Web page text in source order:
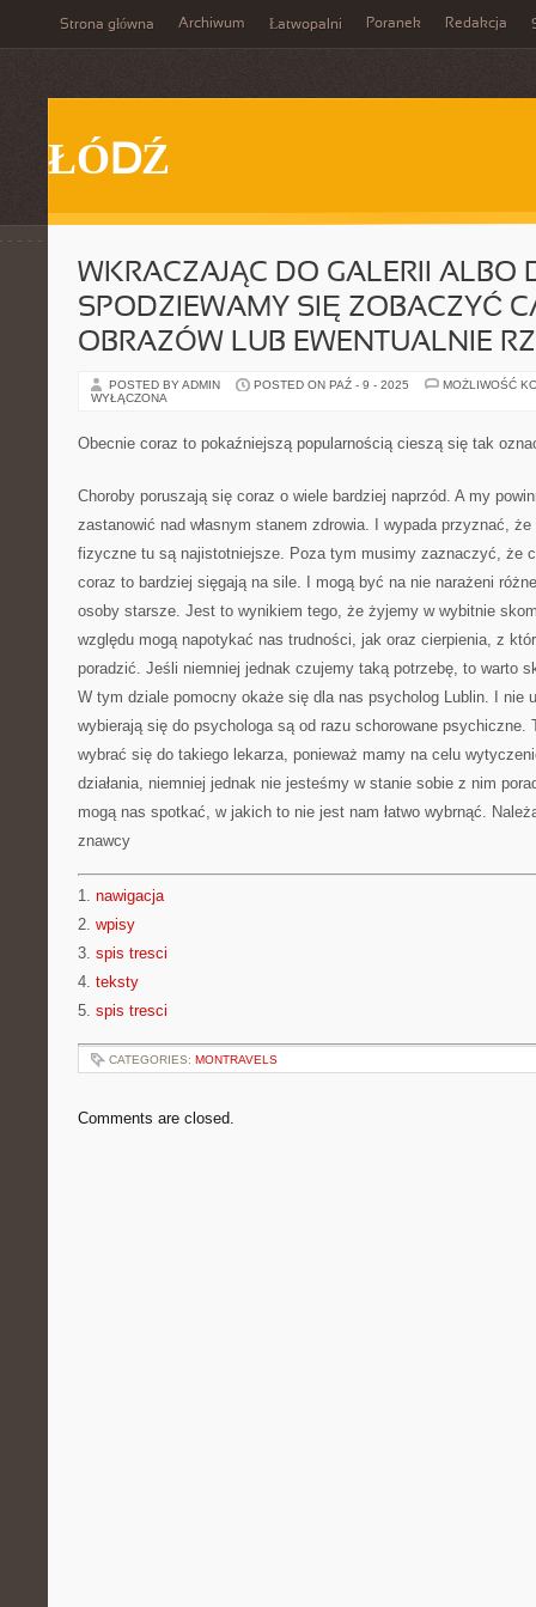
Strona główna Archiwum Łatwopalni Poranek Redakcja
ŁÓDŹ
WKRACZAJĄC DO GALERII ALBO
SPODZIEWAMY SIĘ ZOBACZYĆ
OBRAZÓW LUB EWENTUALNIE
POSTED BY ADMIN POSTED ON PAŹ - 9 - 2025
MOŻLIWOŚĆ
WYŁĄCZONA
Obecnie coraz to pokaźniejszą popularnością cieszą się tak
Choroby poruszają się coraz o wiele bardziej naprzód. A my
zastanowić nad własnym stanem zdrowia. I wypada przyznać, że
fizyczne tu są najistotniejsze. Poza tym musimy zaznaczyć, że
coraz to bardziej sięgają na sile. I mogą być na nie narażeni
osoby starsze. Jest to wynikiem tego, że żyjemy w wybitnie
względu mogą napotykać nas trudności, jak oraz cierpienia, z
poradzić. Jeśli niemniej jednak czujemy taką potrzebę, to warto
W tym dziale pomocny okaże się dla nas psycholog Lublin. I nie
wybierają się do psychologa są od razu schorowane psychiczne.
wybrać się do takiego lekarza, ponieważ mamy na celu
działania, niemniej jednak nie jesteśmy w stanie sobie z nim
mogą nas spotkać, w jakich to nie jest nam łatwo wybrnąć.
znawcy
1. nawigacja
2. wpisy
3. spis tresci
4. teksty
5. spis tresci
CATEGORIES: MONTRAVELS
Comments are closed.